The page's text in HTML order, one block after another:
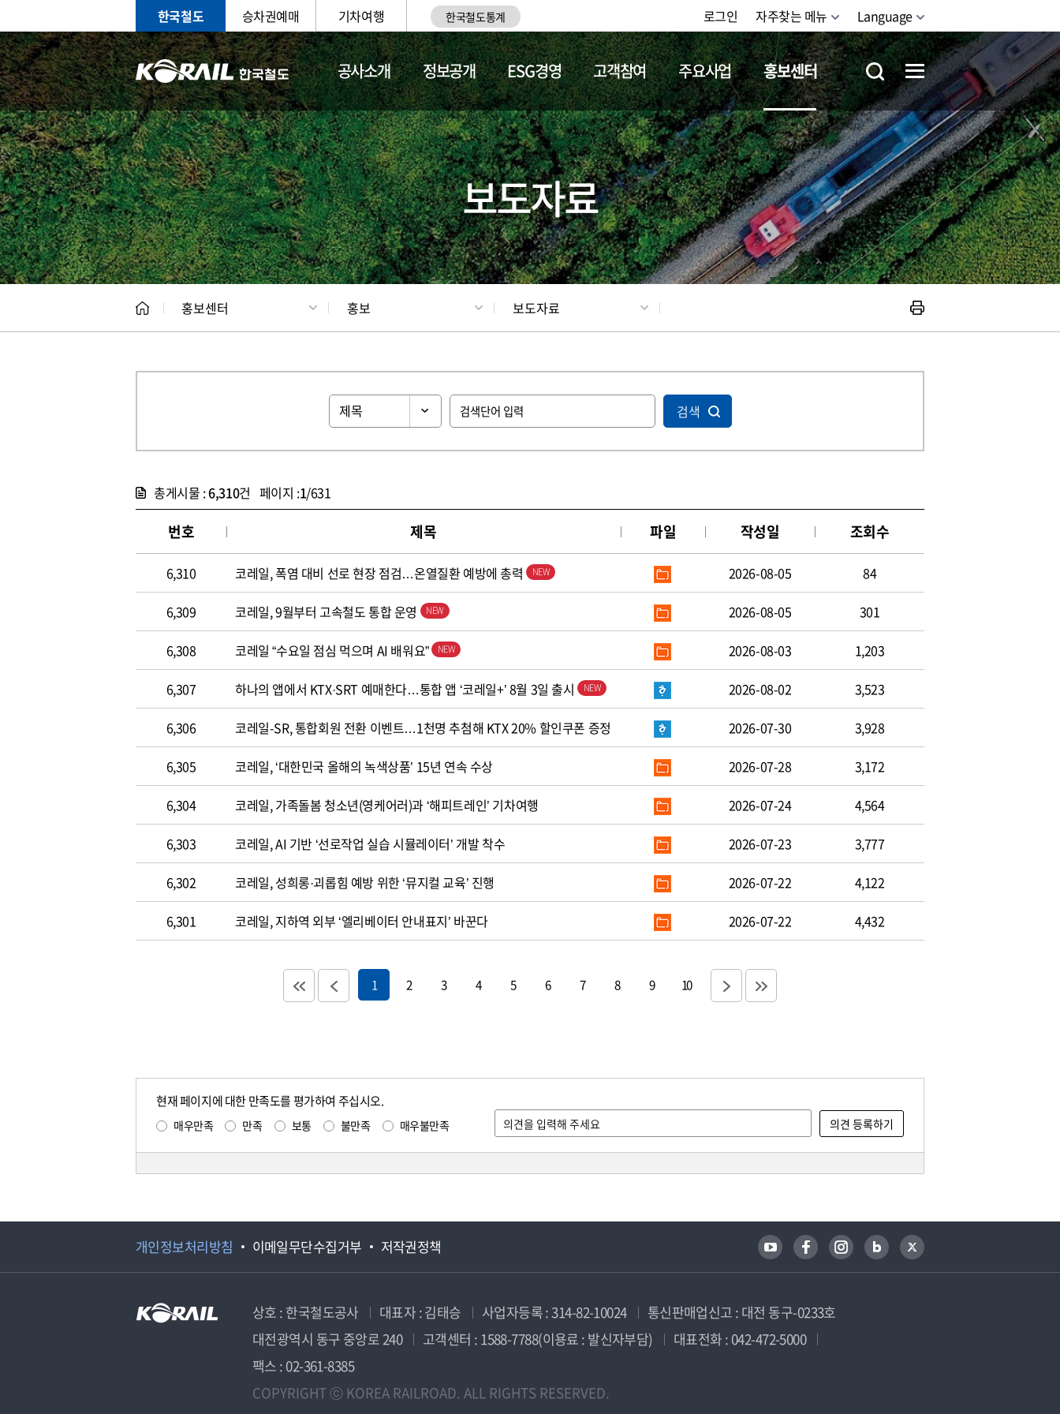
한국철도 승차권예매 기차여행 한국철도통계 로그인 자주찾는 메뉴 Language
공사소개 정보공개 ESG경영 고객참여 주요사업 홍보센터
홍보 문화사업 갤러리 기차소개 철도체험
보도자료
홍보센터 홍보 보도자료
검색
총게시물 :6,310건 페이지 :1/631
번호 제목 파일 작성일 조회수
6,310 코레일, 폭염 대비 선로 현장 점검…온열질환 예방에 총력 2026-08-05 84
6,309 코레일, 9월부터 고속철도 통합 운영 2026-08-05 301
6,308 코레일 “수요일 점심 먹으며 AI 배워요” 2026-08-03 1,203
6,307 하나의 앱에서 KTX·SRT 예매한다…통합 앱 ‘코레일+’ 8월 3일 출시 2026-08-02 3,523
6,306 코레일-SR, 통합회원 전환 이벤트…1천명 추첨해 KTX 20% 할인쿠폰 증정 2026-07-30 3,928
6,305 코레일, ‘대한민국 올해의 녹색상품’ 15년 연속 수상 2026-07-28 3,172
6,304 코레일, 가족돌봄 청소년(영케어러)과 ‘해피트레인’ 기차여행 2026-07-24 4,564
6,303 코레일, AI 기반 ‘선로작업 실습 시뮬레이터’ 개발 착수 2026-07-23 3,777
6,302 코레일, 성희롱·괴롭힘 예방 위한 ‘뮤지컬 교육’ 진행 2026-07-22 4,122
6,301 코레일, 지하역 외부 ‘엘리베이터 안내표지’ 바꾼다 2026-07-22 4,432
1 2 3 4 5 6 7 8 9 10
현재 페이지에 대한 만족도를 평가하여 주십시오.
매우만족 만족 보통 불만족 매우불만족
개인정보처리방침 이메일무단수집거부 저작권정책
상호 : 한국철도공사 대표자 : 김태승 사업자등록 : 314-82-10024
통신판매업신고 : 대전 동구-0233호
대전광역시 동구 중앙로 240
고객센터 : 1588-7788(이용료 : 발신자부담)
대표전화 : 042-472-5000
팩스 : 02-361-8385
COPYRIGHT ⓒ KOREA RAILROAD. ALL RIGHTS RESERVED.